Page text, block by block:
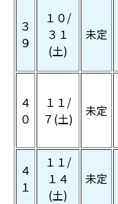
３
９
１０/
３１
(土)
未定
４
０
１１/
７(土)
未定
４
１
１１/
１４
(土)
未定